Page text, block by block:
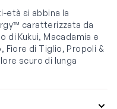
età si abbina la
caratterizzata da
di Kukui, Macadamia e
Fiore di Tiglio, Propoli &
scuro di lunga